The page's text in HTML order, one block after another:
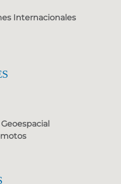
Internacionales